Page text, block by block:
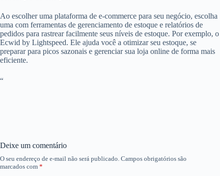
Ao escolher uma plataforma de e-commerce para seu negócio, escolha
uma com ferramentas de gerenciamento de estoque e relatórios de
pedidos para rastrear facilmente seus níveis de estoque. Por exemplo, o
Ecwid by Lightspeed. Ele ajuda você a otimizar seu estoque, se
preparar para picos sazonais e gerenciar sua loja online de forma mais
eficiente.
“
Deixe um comentário
O seu endereço de e-mail não será publicado. Campos obrigatórios são
marcados com *